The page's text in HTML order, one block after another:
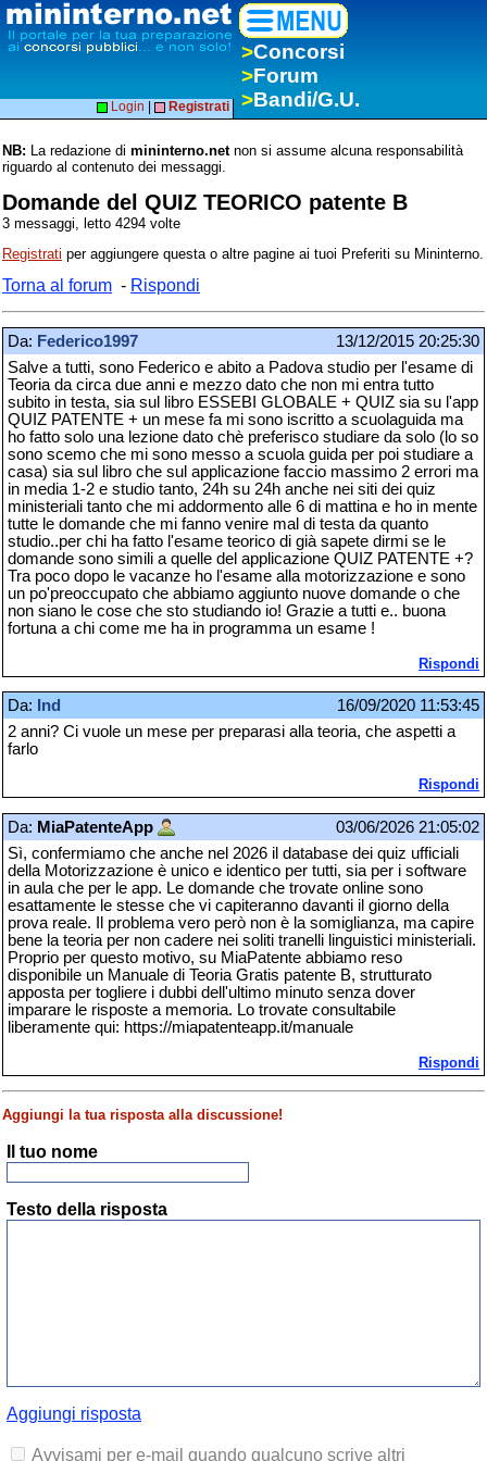
>Concorsi
>Forum
>Bandi/G.U.
Login Registrati
NB: La redazione di mininterno.netnon si assume alcuna responsabilità
riguardo al contenuto dei messaggi.
Domande del QUIZ TEORICO patente B
3 messaggi, letto 4294 volte
Registrati per aggiungere questa o altre pagine ai tuoi Preferiti su Mininterno.
Torna al forum - Rispondi
Da: Federico1997
13/12/2015 20:25:30
Salve a tutti, sono Federico e abito a Padova studio per l'esame di
Teoria da circa due anni e mezzo dato che non mi entra tutto
subito in testa, sia sul libro ESSEBI GLOBALE + QUIZ sia su l'app
QUIZ PATENTE + un mese fa mi sono iscritto a scuolaguida ma
ho fatto solo una lezione dato chè preferisco studiare da solo (lo so
sono scemo che mi sono messo a scuola guida per poi studiare a
casa) sia sul libro che sul applicazione faccio massimo 2 errori ma
in media 1-2 e studio tanto, 24h su 24h anche nei siti dei quiz
ministeriali tanto che mi addormento alle 6 di mattina e ho in mente
tutte le domande che mi fanno venire mal di testa da quanto
studio..per chi ha fatto l'esame teorico di già sapete dirmi se le
domande sono simili a quelle del applicazione QUIZ PATENTE +?
Tra poco dopo le vacanze ho l'esame alla motorizzazione e sono
un po'preoccupato che abbiamo aggiunto nuove domande o che
non siano le cose che sto studiando io! Grazie a tutti e.. buona
fortuna a chi come me ha in programma un esame !
Rispondi
Da: Ind
16/09/2020 11:53:45
2 anni? Ci vuole un mese per preparasi alla teoria, che aspetti a
farlo
Rispondi
Da: MiaPatenteApp
03/06/2026 21:05:02
Sì, confermiamo che anche nel 2026 il database dei quiz ufficiali
della Motorizzazione è unico e identico per tutti, sia per i software
in aula che per le app. Le domande che trovate online sono
esattamente le stesse che vi capiteranno davanti il giorno della
prova reale. Il problema vero però non è la somiglianza, ma capire
bene la teoria per non cadere nei soliti tranelli linguistici ministeriali.
Proprio per questo motivo, su MiaPatente abbiamo reso
disponibile un Manuale di Teoria Gratis patente B, strutturato
apposta per togliere i dubbi dell'ultimo minuto senza dover
imparare le risposte a memoria. Lo trovate consultabile
liberamente qui: https://miapatenteapp.it/manuale
Rispondi
Aggiungi la tua risposta alla discussione!
Il tuo nome
Testo della risposta
Aggiungi risposta
Avvisami per e-mail quando qualcuno scrive altri